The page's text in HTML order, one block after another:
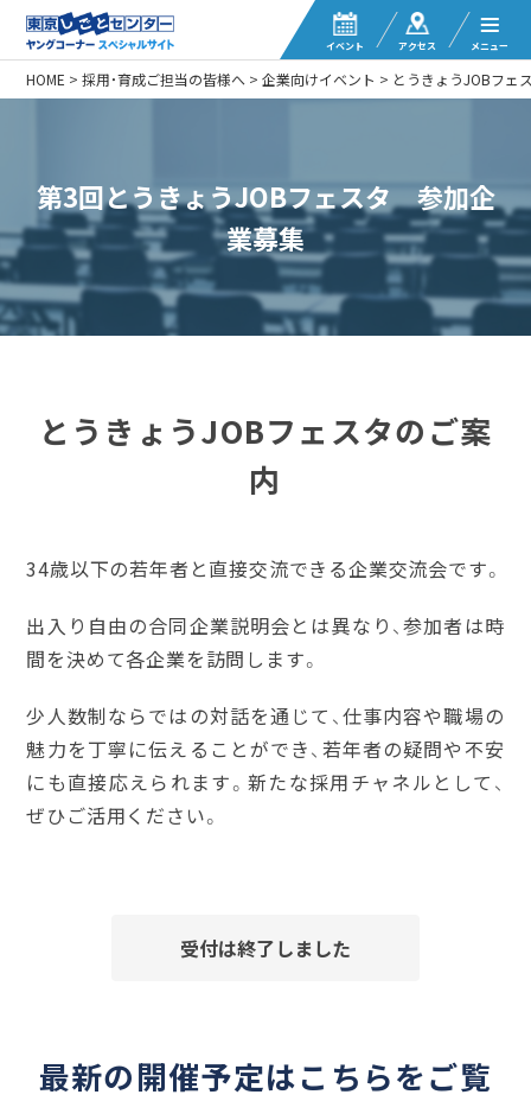
イベント アクセス メニュー
HOME >採用・育成ご担当の皆様へ >企業向けイベント > とうきょうJOBフェ
第3回とうきょうJOBフェスタ 参加企
業募集
とうきょうJOBフェスタのご案
内
34歳以下の若年者と直接交流できる企業交流会です。
出入り自由の合同企業説明会とは異なり、参加者は時
間を決めて各企業を訪問します。
少人数制ならではの対話を通じて、仕事内容や職場の
魅力を丁寧に伝えることができ、若年者の疑問や不安
にも直接応えられます。新たな採用チャネルとして、
ぜひご活用ください。
受付は終了しました
最新の開催予定はこちらをご覧